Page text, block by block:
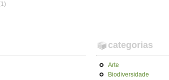
categorias
Arte
Biodiversidade